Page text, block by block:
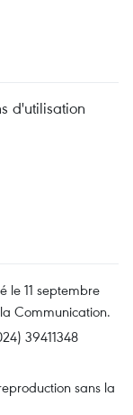
d'utilisation
le 11 septembre
Communication.
39411348
sans la